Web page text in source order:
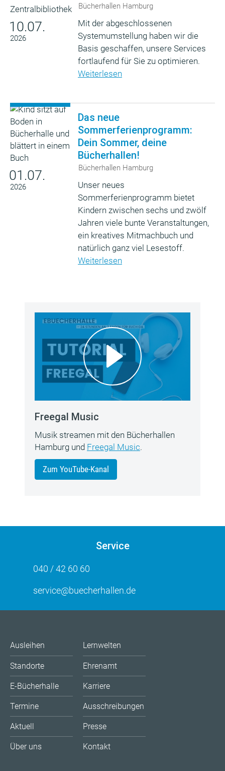
10.07.
2026
Bücherhallen Hamburg
Mit der abgeschlossenen
Systemumstellung haben wir die
Basis geschaffen, unsere Services
fortlaufend für Sie zu optimieren.
Weiterlesen
01.07.
2026
Das neue
Sommerferienprogramm:
Dein Sommer, deine
Bücherhallen!
Bücherhallen Hamburg
Unser neues
Sommerferienprogramm bietet
Kindern zwischen sechs und zwölf
Jahren viele bunte Veranstaltungen,
ein kreatives Mitmachbuch und
natürlich ganz viel Lesestoff.
Weiterlesen
Freegal Music
Musik streamen mit den Bücherhallen
Hamburg und Freegal Music.
Zum YouTube-Kanal
Service
040 / 42 60 60
service@buecherhallen.de
Ausleihen
Standorte
E-Bücherhalle
Termine
Aktuell
Über uns
Lernwelten
Ehrenamt
Karriere
Ausschreibungen
Presse
Kontakt